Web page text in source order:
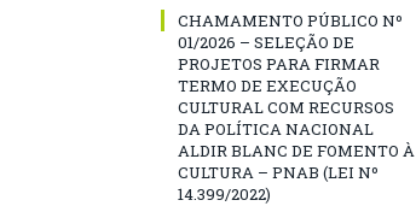
CHAMAMENTO PÚBLICO Nº
01/2026 – SELEÇÃO DE
PROJETOS PARA FIRMAR
TERMO DE EXECUÇÃO
CULTURAL COM RECURSOS
DA POLÍTICA NACIONAL
ALDIR BLANC DE FOMENTO À
CULTURA – PNAB (LEI Nº
14.399/2022)